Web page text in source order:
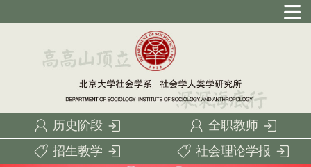
历史阶段
全职教师
招生教学
社会理论学报